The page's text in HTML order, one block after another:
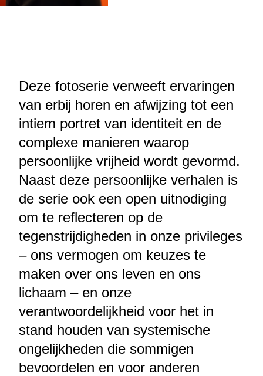
Deze fotoserie verweeft ervaringen
van erbij horen en afwijzing tot een
intiem portret van identiteit en de
complexe manieren waarop
persoonlijke vrijheid wordt gevormd.
Naast deze persoonlijke verhalen is
de serie ook een open uitnodiging
om te reflecteren op de
tegenstrijdigheden in onze privileges
– ons vermogen om keuzes te
maken over ons leven en ons
lichaam – en onze
verantwoordelijkheid voor het in
stand houden van systemische
ongelijkheden die sommigen
bevoordelen en voor anderen